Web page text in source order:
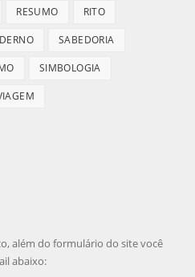
RESUMO RITO
SABEDORIA
SIMBOLOGIA
além do formulário do site você
abaixo: